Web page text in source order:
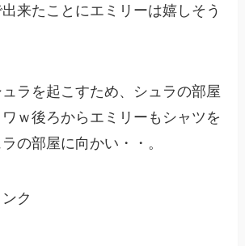
来たことにエミリーは嬉しそう
ラを起こすため、シュラの部屋
ｗ後ろからエミリーもシャツを
の部屋に向かい・・。
ク